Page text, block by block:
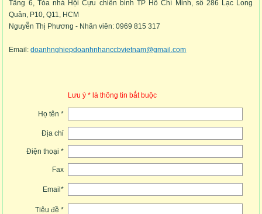
Tầng 6, Tòa nhà Hội Cựu chiến binh TP Hồ Chí Minh, số 286 Lạc Long
Quân, P10, Q11, HCM
Nguyễn Thị Phương - Nhân viên: 0969 815 317
Email:doanhnghiepdoanhnhanccbvietnam@gmail.com
Lưu ý * là thông tin bắt buộc
Họ tên *
Địa chỉ
Điện thoại *
Fax
Email*
Tiêu đề *